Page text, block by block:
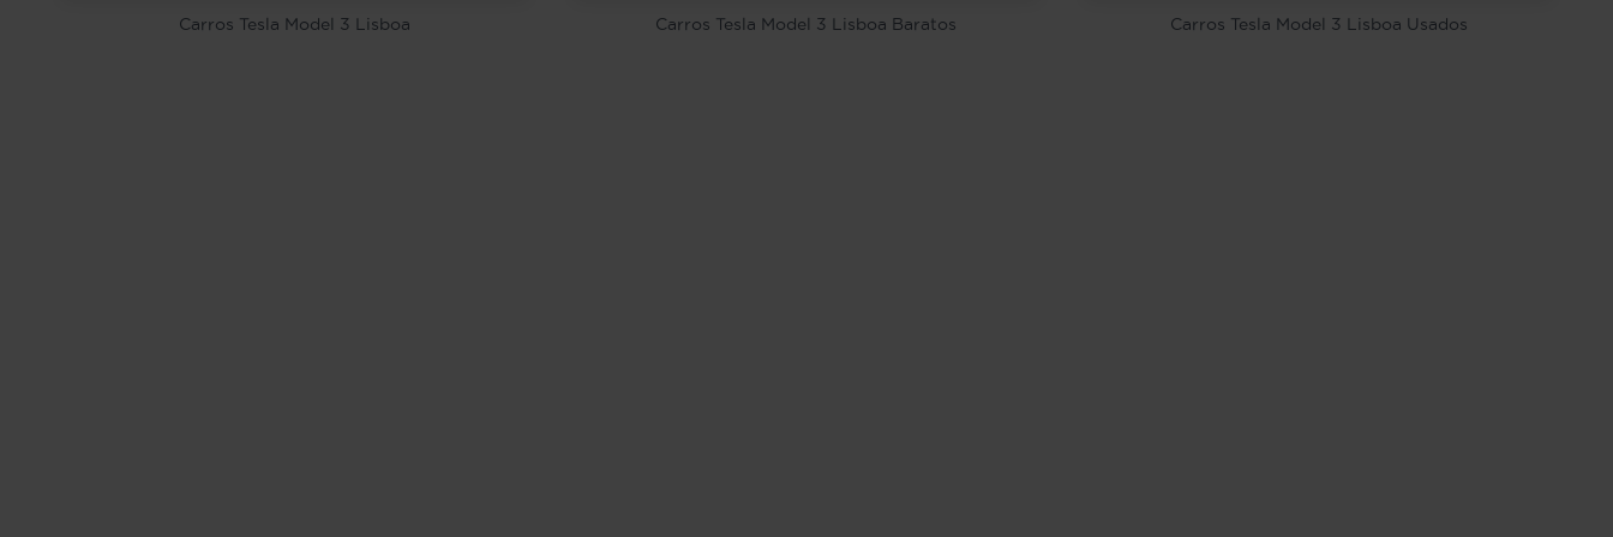
Carros Tesla Model 3 Lisboa Carros Tesla Model 3 Lisboa Baratos Carros Tesla Model 3 Lisboa Usados